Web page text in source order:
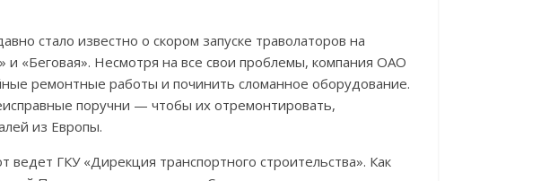
стало известно о скором запуске траволаторов на
и «Беговая». Несмотря на все свои проблемы, компания ОАО
ремонтные работы и починить сломанное оборудование.
поручни — чтобы их отремонтировать,
из Европы.
ГКУ «Дирекция транспортного строительства». Как